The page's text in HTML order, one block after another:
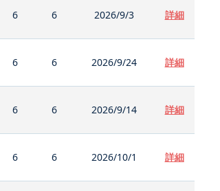
6 6 2026/9/3 詳細
6 6 2026/9/24 詳細
6 6 2026/9/14 詳細
6 6 2026/10/1 詳細